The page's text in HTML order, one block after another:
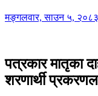
मङ्गलवार, साउन ५, २०८३
पत्रकार मातृका
शरणार्थी